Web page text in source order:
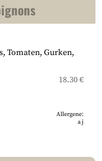
Tomaten, Gurken,
18.30 €
Allergene:
aj